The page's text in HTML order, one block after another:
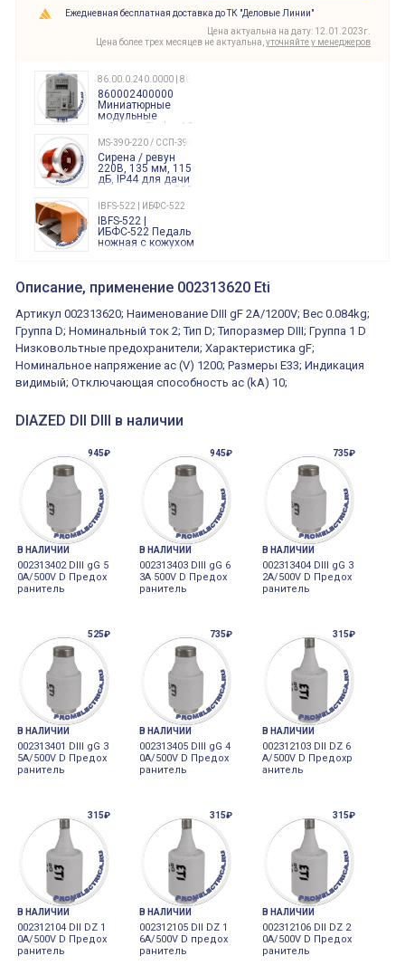
Ежедневная бесплатная доставка до ТК "Деловые Линии"
Цена актуальна на дату: 12.01.2023г.
Цена более трех месяцев не актуальна, уточняйте у менеджеров
86.00.0.240.0000 | 860002400000
860002400000
Миниатюрные
модульные
таймеры Finder, 12-
240 Вольт AC/DC
Finder
86.00.0.240.0000
MS-390-220 / ССП-390 220В
Сирена / ревун
220В, 135 мм, 115
дБ, IP44 для дачи
производства 220
Вольт звук ситены
"пожарная
тревога"
IBFS-522 | ИБФС-522
IBFS-522 |
ИБФС-522 Педаль
ножная с кожухом
двойная,
15Ампер 250В
XVR13M05L
Маячок
оранжевый
230VAC 130мм
ВКН8108
ВКН8108
Концевой
выключатель /
выключатель
путевой,
регулируемый
ролик
многофункциональные
функций/режимов
Описание, применение 002313620 Eti
Артикул 002313620; Наименование DIII gF 2A/1200V; Вес 0.084kg;
Группа D; Номинальный ток 2; Тип D; Типоразмер DIII; Группа 1 D
Низковольтные предохранители; Характеристика gF;
Номинальное напряжение ac (V) 1200; Размеры E33; Индикация
видимый; Отключающая способность ac (kA) 10;
DIAZED DII DIII в наличии
945₽
В НАЛИЧИИ
002313402 DIII gG 5
0A/500V D Предох
ранитель
945₽
В НАЛИЧИИ
002313403 DIII gG 6
3A 500V D Предох
ранитель
735₽
В НАЛИЧИИ
002313404 DIII gG 3
2A/500V D Предох
ранитель
525₽
В НАЛИЧИИ
002313401 DIII gG 3
5A/500V D Предох
ранитель
735₽
В НАЛИЧИИ
002313405 DIII gG 4
0A/500V D Предох
ранитель
315₽
В НАЛИЧИИ
002312103 DII DZ 6
A/500V D Предохр
анитель
315₽
В НАЛИЧИИ
002312104 DII DZ 1
0A/500V D Предох
ранитель
315₽
В НАЛИЧИИ
002312105 DII DZ 1
6A/500V D предох
ранитель
315₽
В НАЛИЧИИ
002312106 DII DZ 2
0A/500V D Предох
ранитель